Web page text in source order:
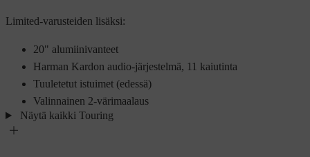
Limited-varusteiden lisäksi:
20" alumiinivanteet
Harman Kardon audio-järjestelmä, 11 kaiutinta
Tuuletetut istuimet (edessä)
Valinnainen 2-värimaalaus
Näytä kaikki Touring